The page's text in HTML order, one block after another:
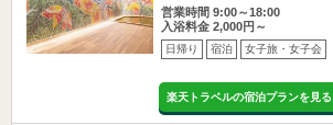
営業時間 9:00～18:00
入浴料金 2,000円～
日帰り 宿泊 女子旅・女子会
楽天トラベルの宿泊プランを見る